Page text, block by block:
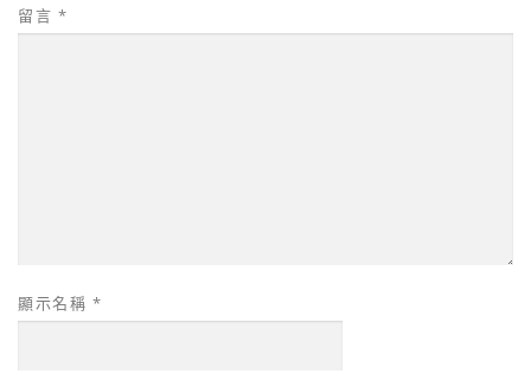
留言 *
顯示名稱 *